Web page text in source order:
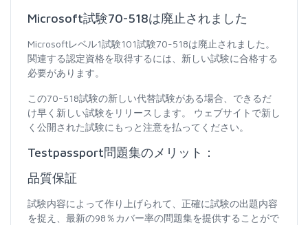
Microsoft試験70-518は廃止されました
Microsoftレベル1試験101試験70-518は廃止されました。
関連する認定資格を取得するには、新しい試験に合格する
必要があります。
この70-518試験の新しい代替試験がある場合、できるだ
け早く新しい試験をリリースします。 ウェブサイトで新し
く公開された試験にもっと注意を払ってください。
Testpassport問題集のメリット：
品質保証
試験内容によって作り上げられて、正確に試験の出題内容
を捉え、最新の98％カバー率の問題集を提供することがで